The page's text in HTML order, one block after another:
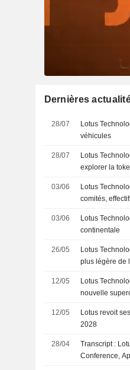
Dernières
28/07
Lotus
véhicules
28/07
Lotus
explorer la
03/06
Lotus
comités,
03/06
Lotus
continentale
26/05
Lotus
plus légère de
12/05
Lotus
nouvelle
12/05
Lotus revoit
2028
28/04
Transcript :
Conference,